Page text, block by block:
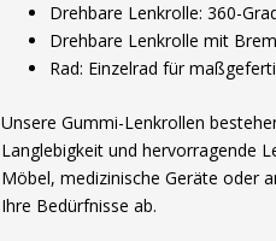
Drehbare Lenkrolle: 360-
Drehbare Lenkrolle mit
Rad: Einzelrad für
Unsere Gummi-Lenkrollen
Langlebigkeit und hervorragende
Möbel, medizinische Geräte oder
Ihre Bedürfnisse ab.